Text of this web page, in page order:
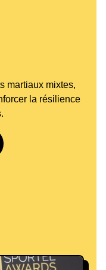
martiaux mixtes,
la résilience